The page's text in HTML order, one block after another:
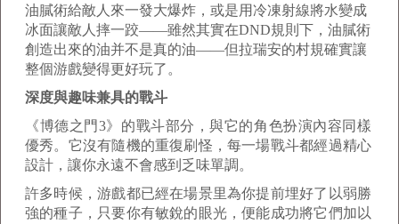
油膩術給敵人來一發大爆炸，或是用冷凍射線將水變成
冰面讓敵人摔一跤——雖然其實在DND規則下，油膩術
創造出來的油并不是真的油——但拉瑞安的村規確實讓
整個游戲變得更好玩了。
深度與趣味兼具的戰斗
《博德之門3》的戰斗部分，與它的角色扮演內容同樣
優秀。它沒有隨機的重復刷怪，每一場戰斗都經過精心
設計，讓你永遠不會感到乏味單調。
許多時候，游戲都已經在場景里為你提前埋好了以弱勝
強的種子，只要你有敏銳的眼光，便能成功將它們加以